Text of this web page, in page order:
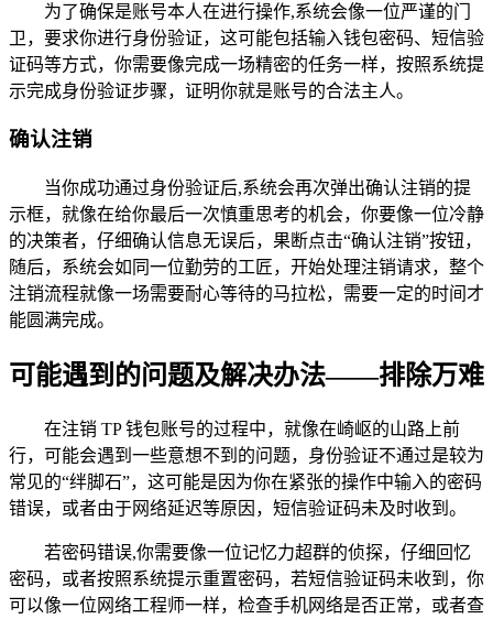
为了确保是账号本人在进行操作,系统会像一位严谨的门
卫，要求你进行身份验证，这可能包括输入钱包密码、短信验
证码等方式，你需要像完成一场精密的任务一样，按照系统提
示完成身份验证步骤，证明你就是账号的合法主人。
确认注销
当你成功通过身份验证后,系统会再次弹出确认注销的提
示框，就像在给你最后一次慎重思考的机会，你要像一位冷静
的决策者，仔细确认信息无误后，果断点击“确认注销”按钮，
随后，系统会如同一位勤劳的工匠，开始处理注销请求，整个
注销流程就像一场需要耐心等待的马拉松，需要一定的时间才
能圆满完成。
可能遇到的问题及解决办法——排除万难
在注销 TP 钱包账号的过程中，就像在崎岖的山路上前
行，可能会遇到一些意想不到的问题，身份验证不通过是较为
常见的“绊脚石”，这可能是因为你在紧张的操作中输入的密码
错误，或者由于网络延迟等原因，短信验证码未及时收到。
若密码错误,你需要像一位记忆力超群的侦探，仔细回忆
密码，或者按照系统提示重置密码，若短信验证码未收到，你
可以像一位网络工程师一样，检查手机网络是否正常，或者查